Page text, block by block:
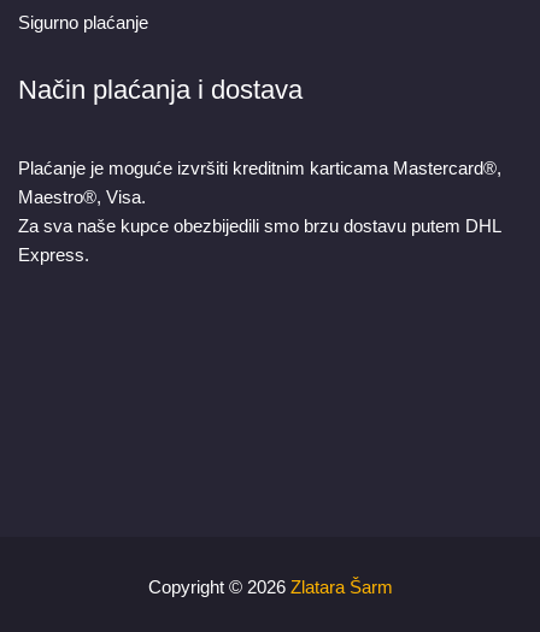
Sigurno plaćanje
Način plaćanja i dostava
Plaćanje je moguće izvršiti kreditnim karticama Mastercard®,
Maestro®, Visa.
Za sva naše kupce obezbijedili smo brzu dostavu putem DHL
Express.
Copyright © 2026 Zlatara Šarm